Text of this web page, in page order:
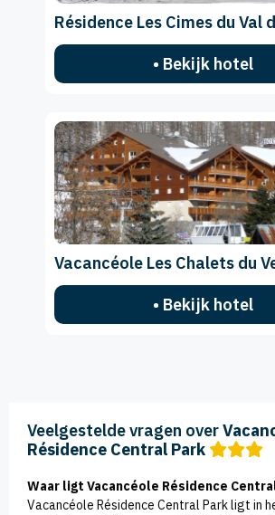
Résidence Les Cimes du Val
• Bekijk hotel
Vacancéole Les Chalets du
• Bekijk hotel
Veelgestelde vragen over
Résidence Central Park
Waar ligt Vacancéole Résidence
Vacancéole Résidence Central Park ligt in